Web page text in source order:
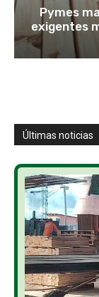
Pymes
exigentes
Últimas noticias